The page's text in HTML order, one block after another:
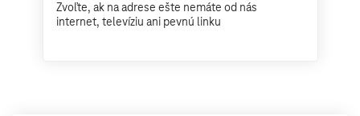
Zvoľte, ak na adrese ešte nemáte od nás
internet, televíziu ani pevnú linku